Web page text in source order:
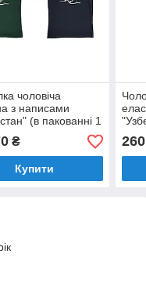
чоловіча
з написами
(в пакованні 1
(35045)
₴
Купити